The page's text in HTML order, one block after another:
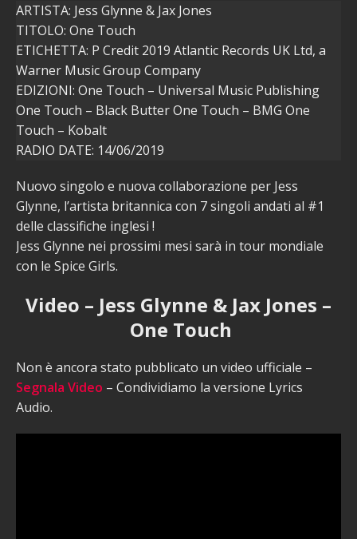
ARTISTA: Jess Glynne & Jax Jones
TITOLO: One Touch
ETICHETTA: P Credit 2019 Atlantic Records UK Ltd, a
Warner Music Group Company
EDIZIONI: One Touch – Universal Music Publishing
One Touch – Black Butter One Touch – BMG One
Touch – Kobalt
RADIO DATE: 14/06/2019
Nuovo singolo e nuova collaborazione per Jess
Glynne, l’artista britannica con 7 singoli andati al #1
delle classifiche inglesi !
Jess Glynne nei prossimi mesi sarà in tour mondiale
con le Spice Girls.
Video – Jess Glynne & Jax Jones –
One Touch
Non è ancora stato pubblicato un video ufficiale –
Segnala Video – Condividiamo la versione Lyrics
Audio.